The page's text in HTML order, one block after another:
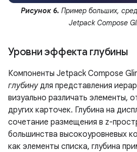
Рисунок 6. Пример больших,
Jetpack Compose
Уровни эффекта глубины
Компоненты Jetpack Compose
глубинудля представления
визуально различать элементы,
других карточек. Глубина на
сочетание размещения в z-
большинства высокоуровневых
как элементы списка, глубина